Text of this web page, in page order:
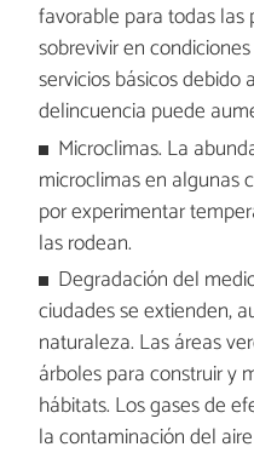
favorable para todas las
sobrevivir en
servicios básicos debido
delincuencia puede
Microclimas. La
microclimas en algunas
por experimentar
las rodean.
Degradación del
ciudades se extienden,
naturaleza. Las áreas
árboles para construir y
hábitats. Los gases de
la contaminación del